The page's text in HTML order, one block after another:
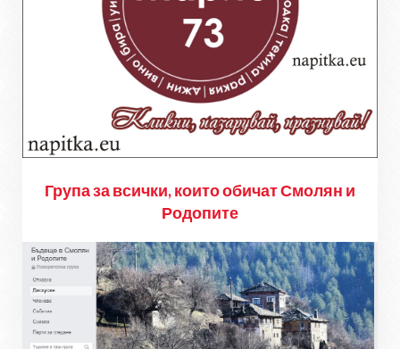
Група за всички, които обичат Смолян и
Родопите